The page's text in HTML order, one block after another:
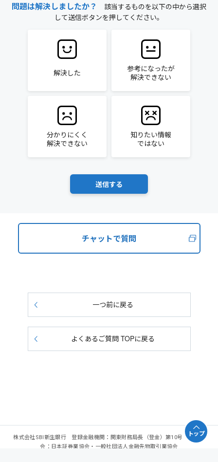
問題は解決しましたか？
該当するものを以下の中から選択
して送信ボタンを押してください。
解決した
参考になったが
解決できない
分かりにくく
解決できない
知りたい情報
ではない
チャットで質問
一つ前に戻る
よくあるご質問 TOPに戻る
株式会社SBI新生銀行 登録金融機関：関東財務局長（登金）第10号 加入協
会：日本証券業協会・一般社団法人金融先物取引業協会
トップ